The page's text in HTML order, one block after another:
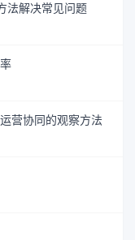
法解决常见问题
营协同的观察方法